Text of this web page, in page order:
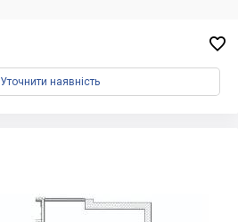

Уточнити наявність